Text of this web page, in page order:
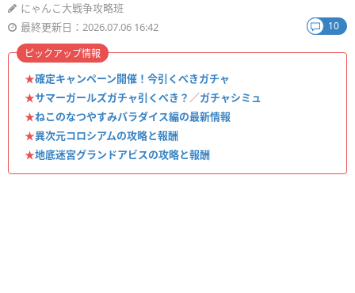
にゃんこ大戦争攻略班
最終更新日：2026.07.06 16:42
10
★確定キャンペーン開催！今引くべきガチャ
★サマーガールズガチャ引くべき？ ／ガチャシミュ
★ねこのなつやすみパラダイス編の最新情報
★異次元コロシアムの攻略と報酬
★地底迷宮グランドアビスの攻略と報酬
ピックアップ情報